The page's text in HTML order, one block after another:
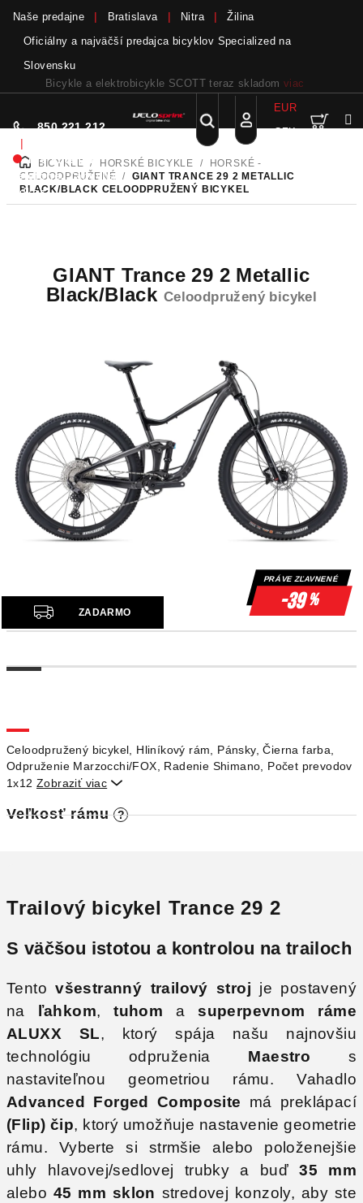
obsah
Naše predajne Bratislava Nitra
Žilina
Oficiálny a najväčší predajca bicyklov Specialized na
Slovensku
Bicykle a elektrobicykle SCOTT teraz skladom viac
850 221 212
|
Nie sme pri
telefóne.Zanechať
odkaz
Hľadať
Prihlásenie
EUR
CZK
DOMOVBICYKLE / HORSKÉ BICYKLE /
HORSKÉ -
CELOODPRUŽENÉ / GIANT TRANCE 29 2 METALLIC
BLACK/BLACK CELOODPRUŽENÝ BICYKEL
Celoodpružený bicykel, Hliníkový rám, Pánsky, Čierna farba,
Odpruženie Marzocchi/FOX, Radenie Shimano, Počet prevodov
1x12 Zobraziť viac 
Veľkosť rámu ?
GIANT Trance 29 2 Metallic
Black/Black Celoodpružený bicykel
Z
A
A
ZADARMO
PRÁVE ZĽAVNENÉ
-39%
Trailový bicykel Trance 29 2
S väčšou istotou a kontrolou na trailoch
Tentovšestranný trailový stroj je postavený
na
ľahkom,tuhom asuperpevnom ráme
ALUXX SL, ktorý spája našu najnovšiu
technológiu odpruženia Maestro s
nastaviteľnou geometriou rámu. Vahadlo
Advanced Forged Composite má preklápací
(Flip) čip, ktorý umožňuje nastavenie geometrie
rámu. Vyberte si strmšie alebo položenejšie
uhly hlavovej/sedlovej trubky a buď35 mm
alebo 45 mm sklon stredovej konzoly, aby ste